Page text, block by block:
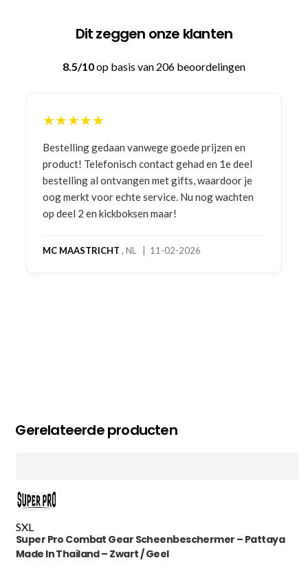
Dit zeggen onze klanten
8.5/10op basis van 206 beoordelingen
★★★★★
Bestelling gedaan vanwege goede prijzen en
product! Telefonisch contact gehad en 1e deel
bestelling al ontvangen met gifts, waardoor je
oog merkt voor echte service. Nu nog wachten
op deel 2 en kickboksen maar!
MC MAASTRICHT , NL | 11-02-2026
Gerelateerde producten
SXL
Super Pro Combat Gear Scheenbeschermer – Pattaya
Made In Thailand – Zwart / Geel